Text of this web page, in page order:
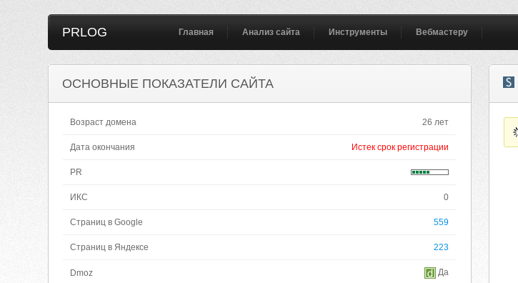
PRLOG Главная Анализ сайта Инструменты Вебмастеру
ОСНОВНЫЕ ПОКАЗАТЕЛИ САЙТА
Возраст домена 26 лет
Дата окончания Истек срок регистрации
PR
ИКС 0
Страниц в Google 559
Страниц в Яндексе 223
Dmoz Да